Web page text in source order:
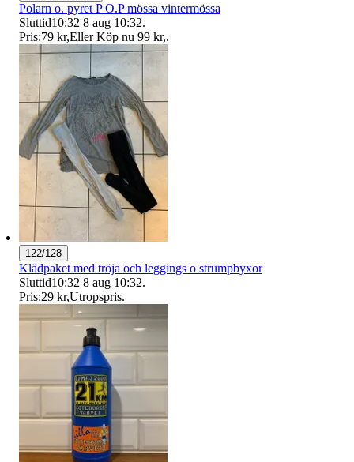
Polarn o. pyret P O.P mössa vintermössa
Sluttid10:32 8 aug 10:32.
Pris:79 kr,Eller Köp nu 99 kr,.
122/128
Klädpaket med tröja och leggings o strumpbyxor
Sluttid10:32 8 aug 10:32.
Pris:29 kr,Utropspris.